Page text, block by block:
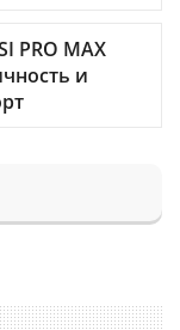
PRO MAX
и